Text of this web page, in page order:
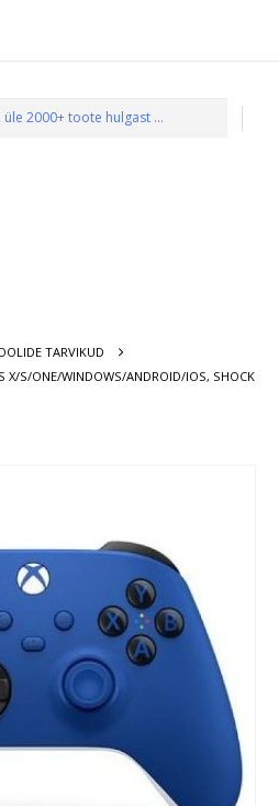
TARVIKUD
X/S/ONE/WINDOWS/ANDROID/IOS, SHOCK